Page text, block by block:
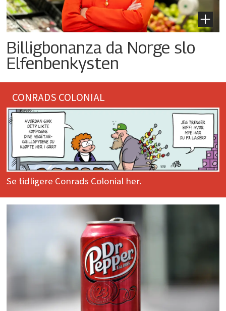
Billigbonanza da Norge slo
Elfenbenkysten
CONRADS COLONIAL
Se tidligere Conrads Colonial her.